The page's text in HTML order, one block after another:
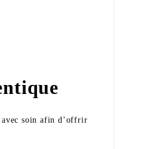
avec soin afin d’offrir